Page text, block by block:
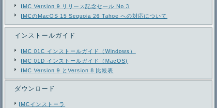
IMC Version 9 リリース記念セール No.3
IMCのMacOS 15 Sequoia 26 Tahoe への対応について
インストールガイド
IMC 01C インストールガイド（Windows）
IMC 01D インストールガイド（MacOS)
IMC Version 9 とVersion 8 比較表
ダウンロード
IMCインストーラ